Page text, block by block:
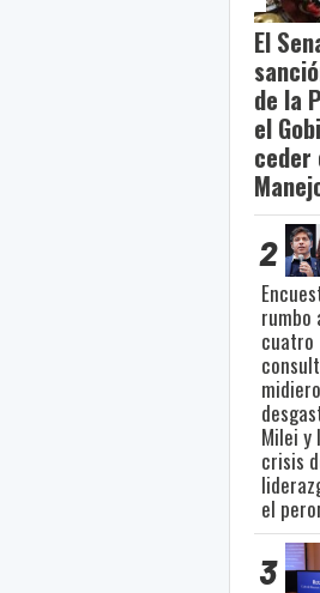
El
de la
el
ceder
2
rumbo
cuatro
Milei y
crisis
el
3